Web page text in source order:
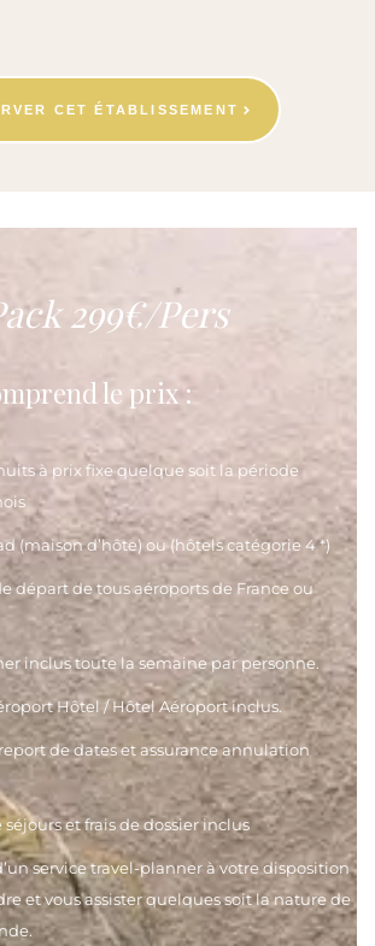
CET ÉTABLISSEMENT
299€/Pers
le prix :
à prix fixe quelque soit la période
(maison d’hôte) ou (hôtels catégorie 4 *)
départ de tous aéroports de France ou
inclus toute la semaine par personne.
Hôtel / Hôtel Aéroport inclus.
de dates et assurance annulation
séjours et frais de dossier inclus
service travel-planner à votre disposition
et vous assister quelques soit la nature de